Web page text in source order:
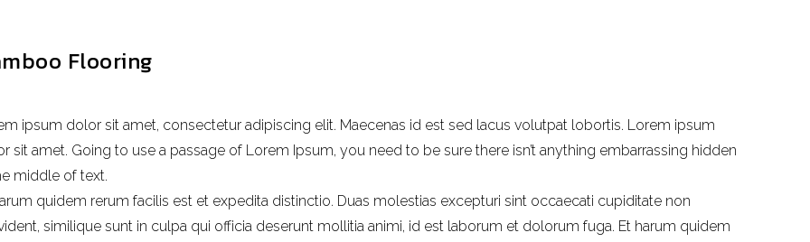
Flooring
ipsum dolor sit amet, consectetur adipiscing elit. Maecenas id est sed lacus volutpat lobortis. Lorem ipsum
sit amet. Going to use a passage of Lorem Ipsum, you need to be sure there isn’t anything embarrassing hidden
middle of text.
quidem rerum facilis est et expedita distinctio. Duas molestias excepturi sint occaecati cupiditate non
similique sunt in culpa qui officia deserunt mollitia animi, id est laborum et dolorum fuga. Et harum quidem